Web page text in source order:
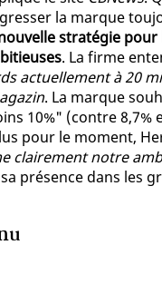
la marque
stratégie
. La firme
actuellement à 20
. La marque
10%" (contre 8,7%
pour le moment,
clairement notre
présence dans les